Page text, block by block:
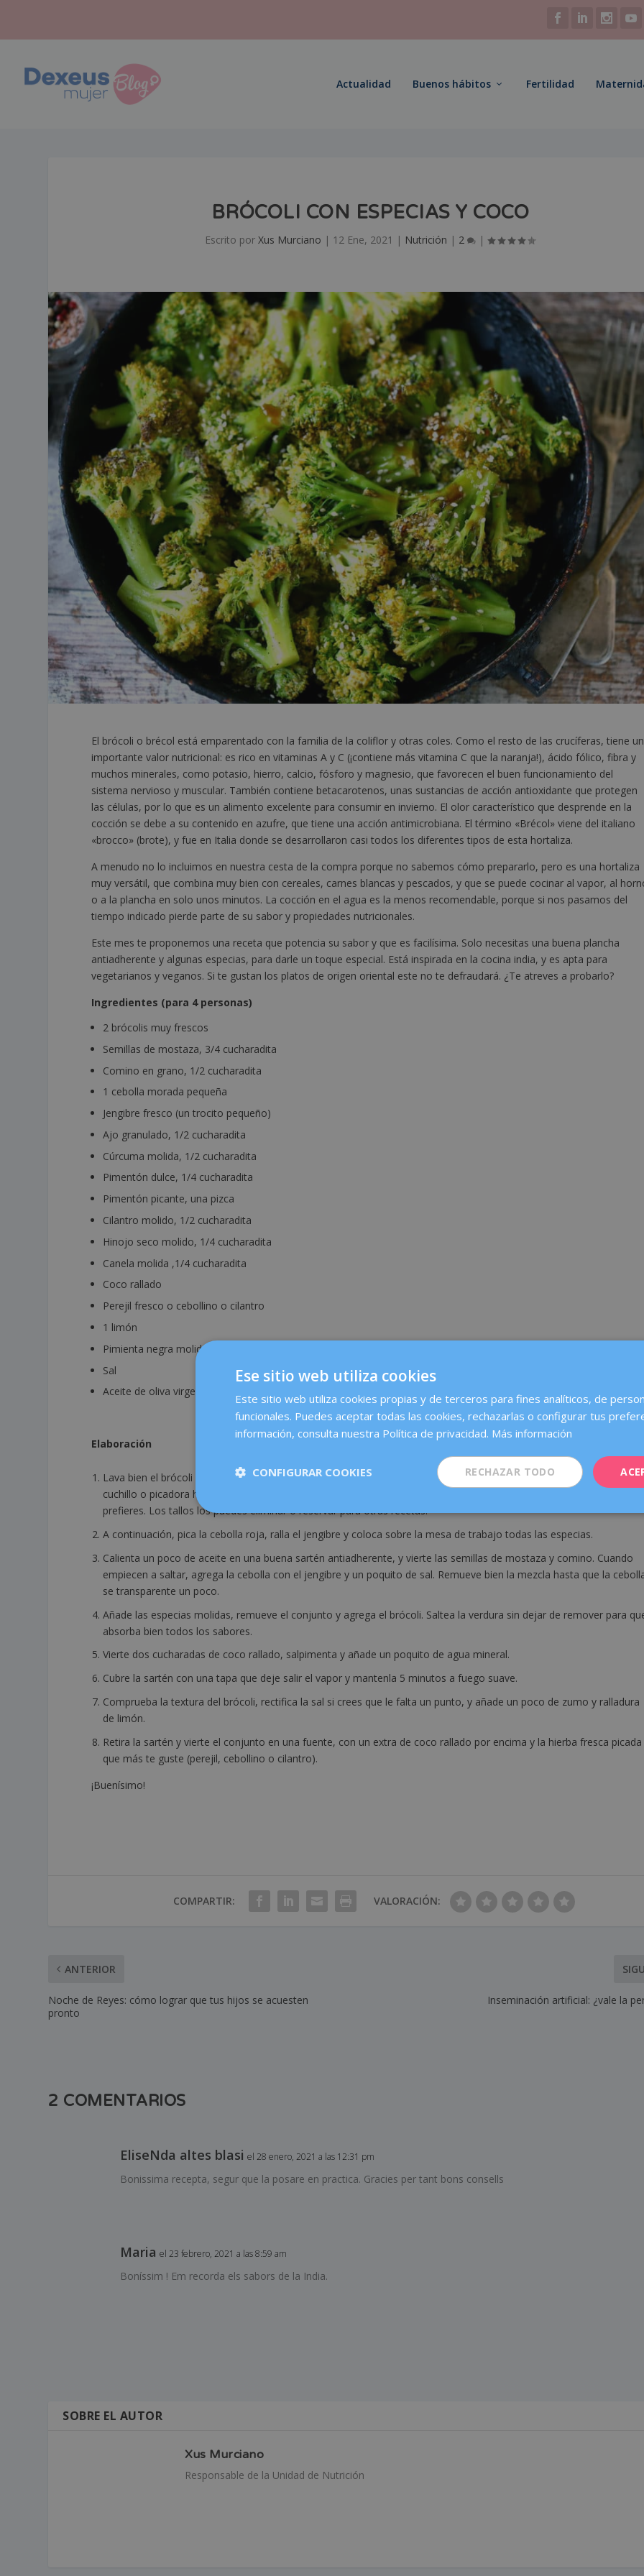
Actualidad Buenos hábitos Fertilidad
BRÓCOLI CON ESPECIAS Y COCO
Escrito porXus Murciano | 12 Ene, 2021 | Nutrición | 2 |
El brócoli o brécol está emparentado con la familia de la coliflor y otras coles. Como el resto de las crucíferas, tiene un
importante valor nutricional: es rico en vitaminas A y C (¡contiene más vitamina C que la naranja!), ácido fólico, fibra y
muchos minerales, como potasio, hierro, calcio, fósforo y magnesio, que favorecen el buen funcionamiento del
sistema nervioso y muscular. También contiene betacarotenos, unas sustancias de acción antioxidante que protegen
las células, por lo que es un alimento excelente para consumir en invierno. El olor característico que desprende en la
cocción se debe a su contenido en azufre, que tiene una acción antimicrobiana. El término «Brécol» viene del italiano
«brocco» (brote), y fue en Italia donde se desarrollaron casi todos los diferentes tipos de esta hortaliza.
A menudo no lo incluimos en nuestra cesta de la compra porque no sabemos cómo prepararlo, pero es una hortaliza
muy versátil, que combina muy bien con cereales, carnes blancas y pescados, y que se puede cocinar al vapor, al
o a la plancha en solo unos minutos. La cocción en el agua es la menos recomendable, porque si nos pasamos del
tiempo indicado pierde parte de su sabor y propiedades nutricionales.
Este mes te proponemos una receta que potencia su sabor y que es facilísima. Solo necesitas una buena plancha
antiadherente y algunas especias, para darle un toque especial. Está inspirada en la cocina india, y es apta para
vegetarianos y veganos. Si te gustan los platos de origen oriental este no te defraudará. ¿Te atreves a probarlo?
Ingredientes (para 4 personas)
2 brócolis muy frescos
Semillas de mostaza, 3/4 cucharadita
Comino en grano, 1/2 cucharadita
1 cebolla morada pequeña
Jengibre fresco (un trocito pequeño)
Ajo granulado, 1/2 cucharadita
Cúrcuma molida, 1/2 cucharadita
Pimentón dulce, 1/4 cucharadita
Pimentón picante, una pizca
Cilantro molido, 1/2 cucharadita
Hinojo seco molido, 1/4 cucharadita
Canela molida ,1/4 cucharadita
Coco rallado
Perejil fresco o cebollino o cilantro
1 limón
Pimienta negra molida
Sal
Aceite de oliva virgen extra
Elaboración
Lava bien el brócoli y deja que se escurra. Una vez escurrido, corta los ramilletes y pícalos muy bien con un buen
cuchillo o picadora hasta obtener la textura de un cuscús. También puedes dejar las piezas algo más enteras si lo
prefieres. Los tallos los puedes eliminar o reservar para otras recetas.
A continuación, pica la cebolla roja, ralla el jengibre y coloca sobre la mesa de trabajo todas las especias.
Calienta un poco de aceite en una buena sartén antiadherente, y vierte las semillas de mostaza y comino. Cuando
empiecen a saltar, agrega la cebolla con el jengibre y un poquito de sal. Remueve bien la mezcla hasta que la
se transparente un poco.
Añade las especias molidas, remueve el conjunto y agrega el brócoli. Saltea la verdura sin dejar de remover para
absorba bien todos los sabores.
Vierte dos cucharadas de coco rallado, salpimenta y añade un poquito de agua mineral.
Cubre la sartén con una tapa que deje salir el vapor y mantenla 5 minutos a fuego suave.
Comprueba la textura del brócoli, rectifica la sal si crees que le falta un punto, y añade un poco de zumo y ralladura
de limón.
Retira la sartén y vierte el conjunto en una fuente, con un extra de coco rallado por encima y la hierba fresca picada
que más te guste (perejil, cebollino o cilantro).
¡Buenísimo!
COMPARTIR: VALORACIÓN:
ANTERIOR
Noche de Reyes: cómo lograr que tus hijos se acuesten
pronto
Inseminación artificial: ¿vale la
2 COMENTARIOS
EliseNda altes blasi el 28 enero, 2021 a las 12:31 pm
Bonissima recepta, segur que la posare en practica. Gracies per tant bons consells
Maria el 23 febrero, 2021 a las 8:59 am
Boníssim ! Em recorda els sabors de la India.
SOBRE EL AUTOR
Xus Murciano
Responsable de la Unidad de Nutrición
Ese sitio web utiliza cookies
Este sitio web utiliza cookies propias y de terceros para fines analíticos, de
funcionales. Puedes aceptar todas las cookies, rechazarlas o configurar tus
información, consulta nuestra Política de privacidad. Más información
RECHAZAR TODO
CONFIGURAR COOKIES